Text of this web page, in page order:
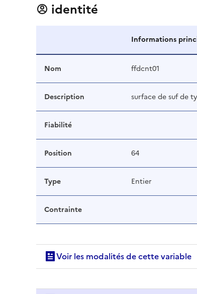
identité
Informations
Nom ffdcnt01
Description surface de suf de
Fiabilité
Position 64
Type Entier
Contrainte
Voir les modalités de cette variable